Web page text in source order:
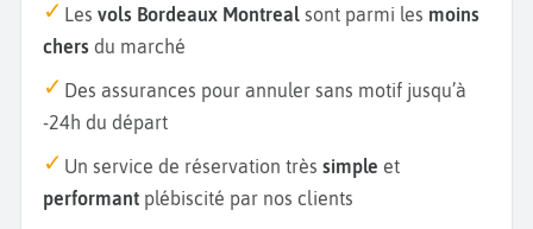
Les vols Bordeaux Montreal sont parmi les moins
chers du marché
Des assurances pour annuler sans motif jusqu’à
-24h du départ
Un service de réservation très simple et
performant plébiscité par nos clients